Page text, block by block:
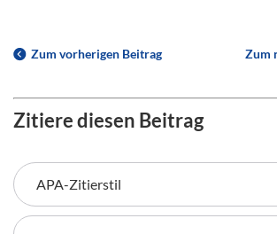
Zum vorherigen Beitrag Zum
Zitiere diesen Beitrag